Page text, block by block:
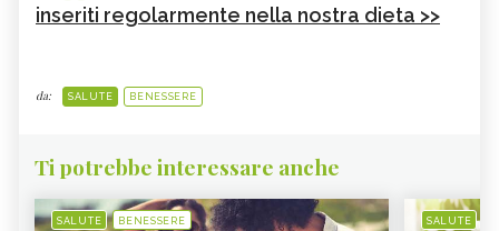
inseriti regolarmente nella nostra dieta >>
da: SALUTE BENESSERE
Ti potrebbe interessare anche
SALUTE BENESSERE SALUTE